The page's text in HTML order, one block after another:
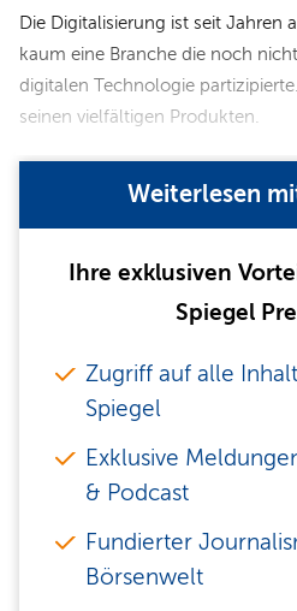
Die Digitalisierung ist seit Jahren
kaum eine Branche die noch
digitalen Technologie
seinen vielfältigen Produkten.
Weiterlesen
Ihre exklusiven
Spiegel
Zugriff auf alle
Spiegel
Exklusive
& Podcast
Fundierter
Börsenwelt